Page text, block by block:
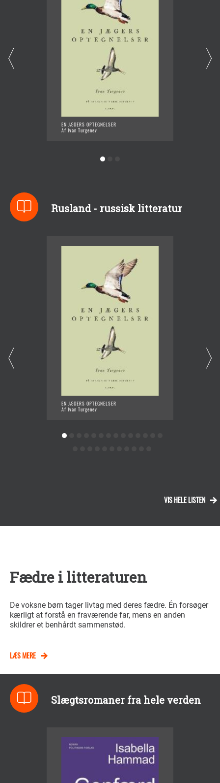
EN JÆGERS OPTEGNELSER
Af Ivan Turgenev
Rusland - russisk litteratur
EN JÆGERS OPTEGNELSER
Af Ivan Turgenev
VIS HELE LISTEN
Fædre i litteraturen
De voksne børn tager livtag med deres fædre. Én forsøger
kærligt at forstå en fraværende far, mens en anden
skildrer et benhårdt sammenstød.
LÆS MERE
Slægtsromaner fra hele verden